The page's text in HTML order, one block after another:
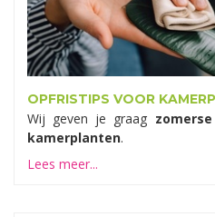
OPFRISTIPS VOOR
Wij geven je graag
kamerplanten.
Lees meer...